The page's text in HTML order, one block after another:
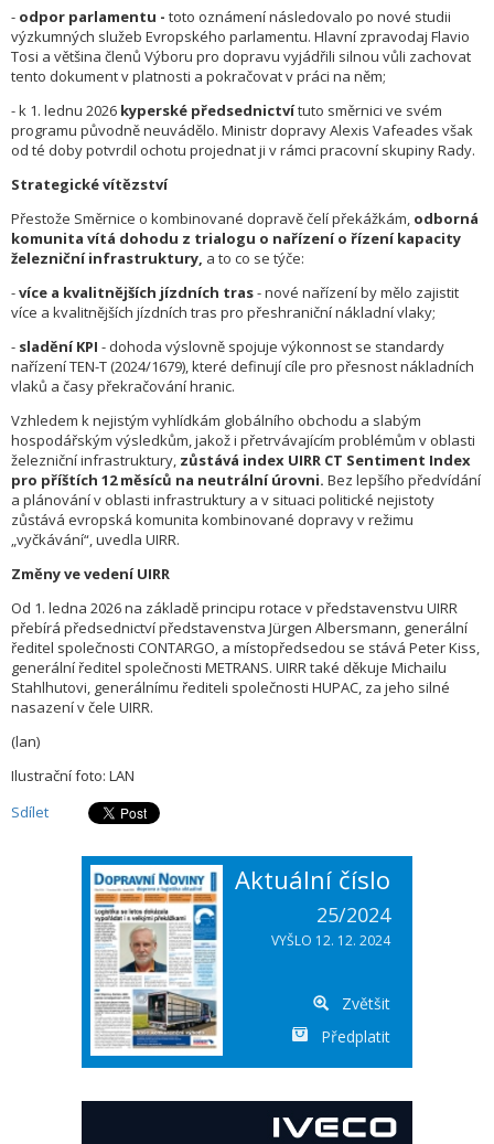
- odpor parlamentu - toto oznámení následovalo po nové studii
výzkumných služeb Evropského parlamentu. Hlavní zpravodaj Flavio
Tosi a většina členů Výboru pro dopravu vyjádřili silnou vůli zachovat
tento dokument v platnosti a pokračovat v práci na něm;
- k 1. lednu 2026 kyperské předsednictvítuto směrnici ve svém
programu původně neuvádělo. Ministr dopravy Alexis Vafeades však
od té doby potvrdil ochotu projednat ji v rámci pracovní skupiny Rady.
Strategické vítězství
Přestože Směrnice o kombinované dopravě čelí překážkám, odborná
komunita vítá dohodu z trialogu o nařízení o řízení kapacity
železniční infrastruktury, a to co se týče:
-více a kvalitnějších jízdních tras- nové nařízení by mělo zajistit
více a kvalitnějších jízdních tras pro přeshraniční nákladní vlaky;
- sladění KPI - dohoda výslovně spojuje výkonnost se standardy
nařízení TEN-T (2024/1679), které definují cíle pro přesnost nákladních
vlaků a časy překračování hranic.
Vzhledem k nejistým vyhlídkám globálního obchodu a slabým
hospodářským výsledkům, jakož i přetrvávajícím problémům v oblasti
železniční infrastruktury, zůstává index UIRR CT Sentiment Index
pro příštích 12 měsíců na neutrální úrovni. Bez lepšího předvídání
a plánování v oblasti infrastruktury a v situaci politické nejistoty
zůstává evropská komunita kombinované dopravy v režimu
„vyčkávání“, uvedla UIRR.
Změny ve vedení UIRR
Od 1. ledna 2026 na základě principu rotace v představenstvu UIRR
přebírá předsednictví představenstva Jürgen Albersmann, generální
ředitel společnosti CONTARGO, a místopředsedou se stává Peter Kiss,
generální ředitel společnosti METRANS. UIRR také děkuje Michailu
Stahlhutovi, generálnímu řediteli společnosti HUPAC, za jeho silné
nasazení v čele UIRR.
(lan)
Ilustrační foto: LAN
Sdílet
Aktuální číslo
25/2024
VYŠLO 12. 12. 2024
Zvětšit
Předplatit